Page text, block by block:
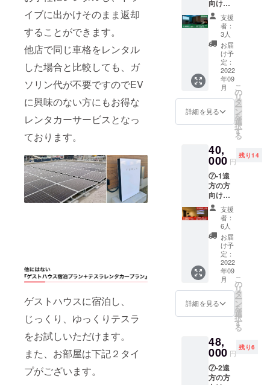
イブに出かけそのまま返却
することができます。
他店で同じ車格をレンタル
した場合と比較しても、ガ
ソリン代が不要ですのでEV
に興味のない方にもお得な
レンタカーサービスとなっ
ております。
ゲストハウスに宿泊し、
じっくり、ゆっくりテスラ
をお試しいただけます。
また、お部屋は下記２タイ
プがございます。
が取りにく
いのです
が、弊社で
は中古の
リーフを蓄
電池代わり
に利用する
計画をして
います。そ
れにより、
ラを太陽光
発電だけで
走らせるこ
とが可能に
なると考え
ます。
また、テス
ラを自家用
だけではな
くレンタ
カーとし
クシーとし
発電の電気
のみで運用
できる日が
来ると確信
ださい
ない人
気のお
部屋で
すが、
優先的
にお取
りいた
しま
す。定
員5名ま
でのお
部屋な
も現地
で追加
支払い
でOKで
す。 チ
ケット
有効期
限：
2022年
9月1
日〜
2023年
2月28日
定価：
26,000
円 ※備
考欄に
前・住
所・電
を入力
してく
向けの
プラン
です。
ゲスト
ハウス
の人気
のキッ
チン付
きシア
ター
ルーム
にお泊
り頂
き、お
ただけ
ます。
なかな
か予約
が取れ
ない人
気のお
部屋で
すが、
優先的
にお取
りいた
しま
す。定
員5名ま
でのお
部屋な
も現地
で追加
支払い
でOKで
す。 チ
支援
者：
3人
お届
け予
定：
2022
年09
月
詳細を見る
こ
の
リ
タ
ー
ン
を
選
択
す
る
40,
000 円
残り14
⑦-1遠
方の方
向けの
プラン
です。
ゲスト
ハウス
の人気
のキッ
チン付
きシア
ター
ルーム
に2泊お
泊り頂
き、
りお試
しいた
だけま
す。な
かなか
支援
者：
6人
お届
け予
定：
2022
年09
月
詳細を見る
こ
の
リ
タ
ー
ン
を
選
択
す
る
48,
000 円
残り6
⑦-2遠
方の方